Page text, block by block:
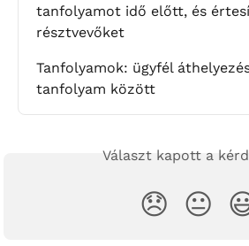
tanfolyamot idő előtt, és
résztvevőket
Tanfolyamok: ügyfél
tanfolyam között
Választ kapott a
😞 😐